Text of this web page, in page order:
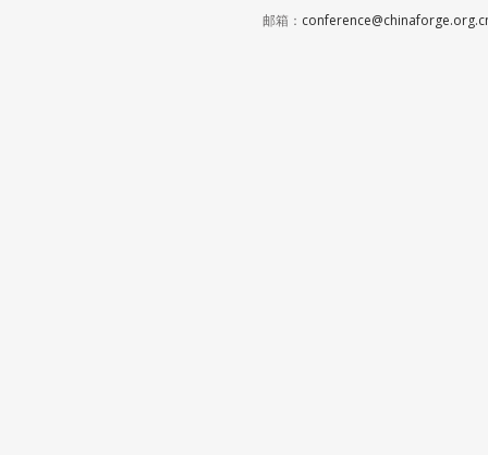
邮箱：